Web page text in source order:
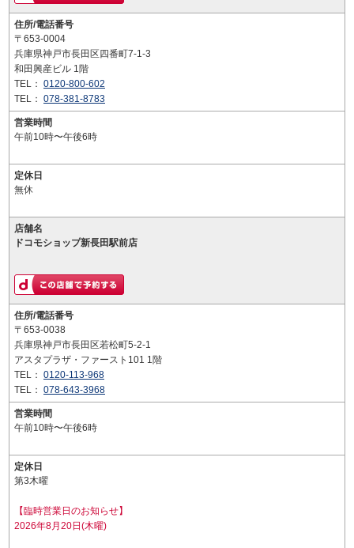
住所/電話番号
〒653-0004
兵庫県神戸市長田区四番町7-1-3
和田興産ビル 1階
TEL： 0120-800-602
TEL： 078-381-8783
営業時間
午前10時〜午後6時
定休日
無休
店舗名
ドコモショップ新長田駅前店
住所/電話番号
〒653-0038
兵庫県神戸市長田区若松町5-2-1
アスタプラザ・ファースト101 1階
TEL： 0120-113-968
TEL： 078-643-3968
営業時間
午前10時〜午後6時
定休日
第3木曜
【臨時営業日のお知らせ】
2026年8月20日(木曜)